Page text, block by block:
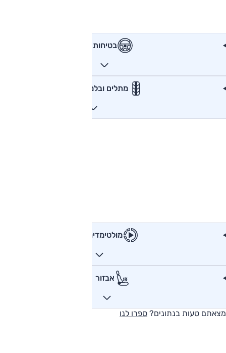
בטיחות
מתלים ובלמים
מולטימדיה
אבזור
מצאתם טעות בנתונים? ספרו לנו